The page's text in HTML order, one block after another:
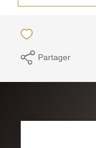
Partager